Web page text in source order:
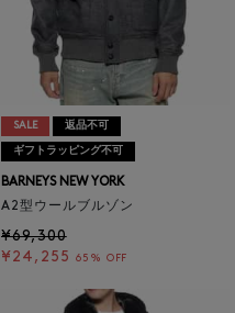
SALE 返品不可
ギフトラッピング不可
BARNEYS NEW YORK
A2型ウールブルゾン
¥69,300
¥24,255
65% OFF